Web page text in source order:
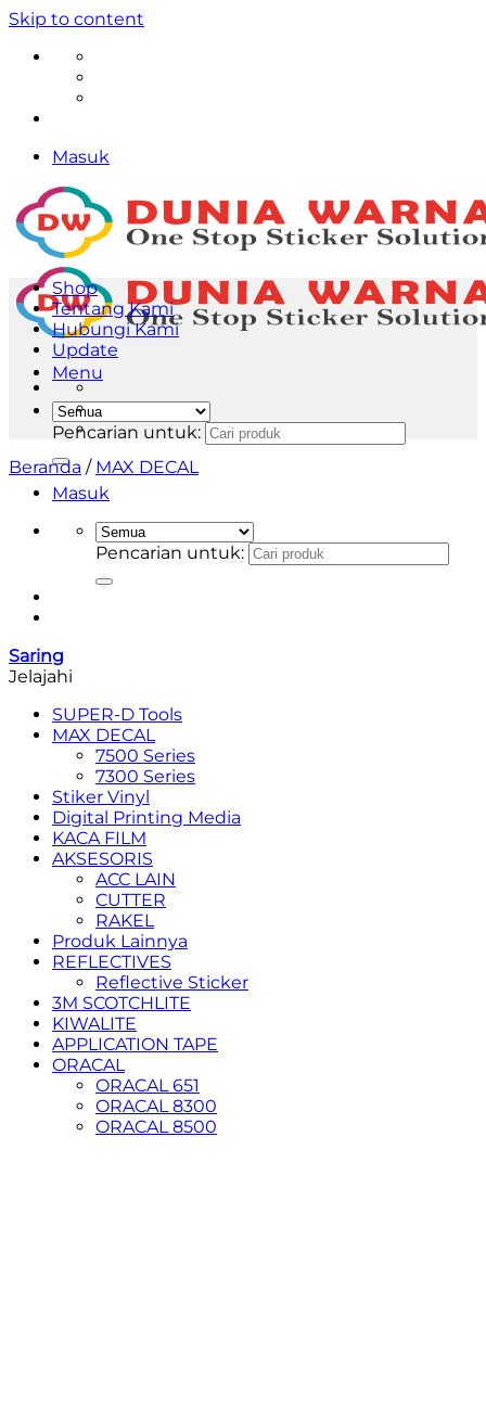
Skip to content
Masuk
Menu
Pencarian untuk:
Masuk
Pencarian untuk:
Shop
Tentang Kami
Hubungi Kami
Update
Beranda / MAX DECAL
Saring
Jelajahi
SUPER-D Tools
MAX DECAL
7500 Series
7300 Series
Stiker Vinyl
Digital Printing Media
KACA FILM
AKSESORIS
ACC LAIN
CUTTER
RAKEL
Produk Lainnya
REFLECTIVES
Reflective Sticker
3M SCOTCHLITE
KIWALITE
APPLICATION TAPE
ORACAL
ORACAL 651
ORACAL 8300
ORACAL 8500